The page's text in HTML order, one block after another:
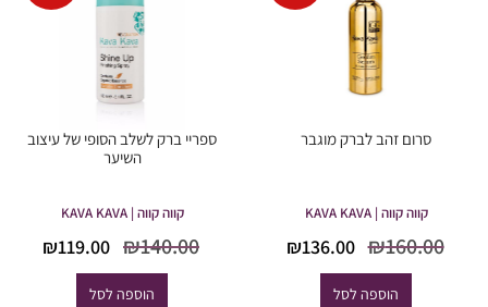
סרום זהב לברק מוגבר
קווה קווה | KAVA KAVA
₪160.00
המחיר
היה:
₪136.00
הוספה לסל
ספריי ברק לשלב הסופי של עיצוב
השיער
קווה קווה | KAVA KAVA
₪140.00
המחיר
היה:
₪119.00
הוספה לסל